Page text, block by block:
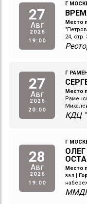
27
Авг
2026
19:00
Г
Место
24, стр.
27
Авг
2026
20:00
Г
Место
КДЦ "
28
Авг
2026
19:00
Г
Место
зал